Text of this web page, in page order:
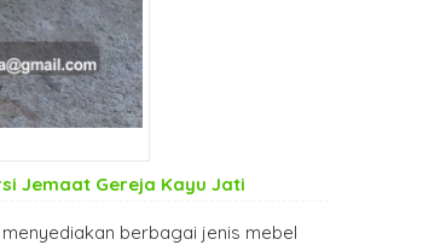
Jemaat Gereja Kayu Jati
berbagai jenis mebel